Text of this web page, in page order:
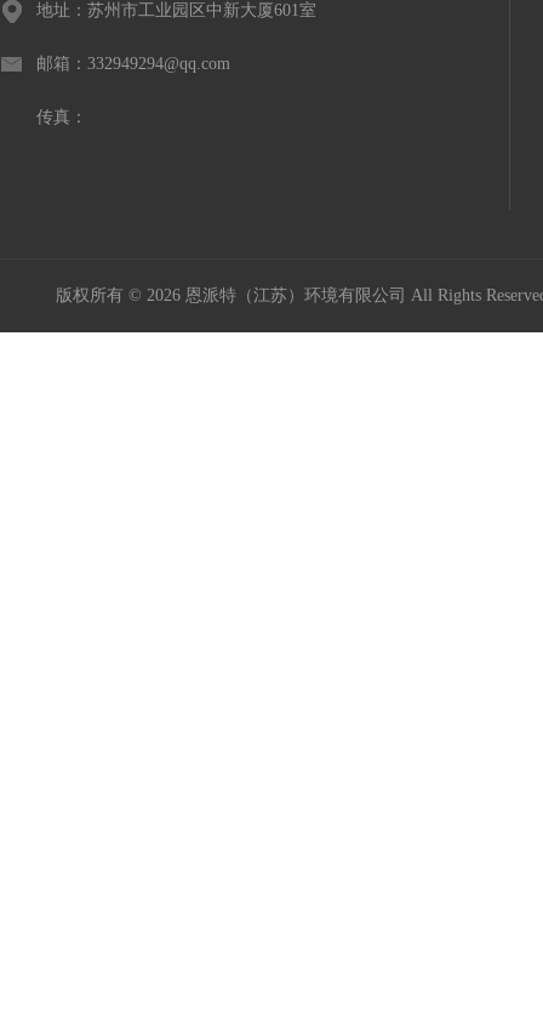
地址：苏州市工业园区中新大厦601室
邮箱：332949294@qq.com
传真：
版权所有 © 2026 恩派特（江苏）环境有限公司 All Rights